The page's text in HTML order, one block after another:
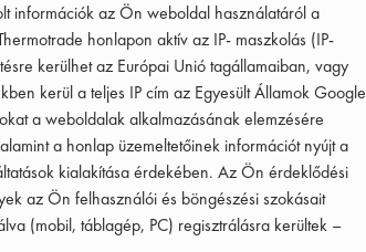
információk az Ön weboldal használatáról a
honlapon aktív az IP- maszkolás (IP-
kerülhet az Európai Unió tagállamaiban, vagy
kerül a teljes IP cím az Egyesült Államok Google
a weboldalak alkalmazásának elemzésére
a honlap üzemeltetőinek információt nyújt a
kialakítása érdekében. Az Ön érdeklődési
az Ön felhasználói és böngészési szokásait
(mobil, táblagép, PC) regisztrálásra kerültek –